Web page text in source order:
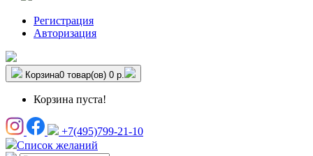
Регистрация
Авторизация
Корзина0 товар(ов) 0 р.
Корзина пуста!
+7(495)799-21-10
Список желаний